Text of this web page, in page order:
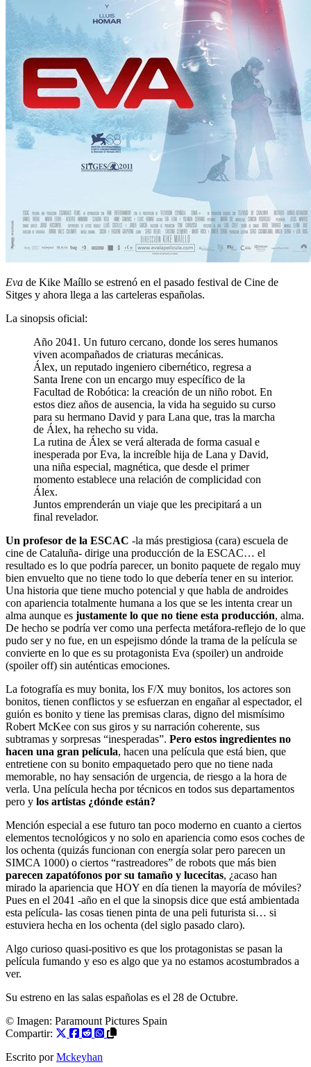
Eva de Kike Maíllo se estrenó en el pasado festival de Cine de
Sitges y ahora llega a las carteleras españolas.
La sinopsis oficial:
Año 2041. Un futuro cercano, donde los seres humanos
viven acompañados de criaturas mecánicas.
Álex, un reputado ingeniero cibernético, regresa a
Santa Irene con un encargo muy específico de la
Facultad de Robótica: la creación de un niño robot. En
estos diez años de ausencia, la vida ha seguido su curso
para su hermano David y para Lana que, tras la marcha
de Álex, ha rehecho su vida.
La rutina de Álex se verá alterada de forma casual e
inesperada por Eva, la increíble hija de Lana y David,
una niña especial, magnética, que desde el primer
momento establece una relación de complicidad con
Álex.
Juntos emprenderán un viaje que les precipitará a un
final revelador.
Un profesor de la ESCAC -la más prestigiosa (cara) escuela de
cine de Cataluña- dirige una producción de la ESCAC… el
resultado es lo que podría parecer, un bonito paquete de regalo muy
bien envuelto que no tiene todo lo que debería tener en su interior.
Una historia que tiene mucho potencial y que habla de androides
con apariencia totalmente humana a los que se les intenta crear un
alma aunque es justamente lo que no tiene esta producción, alma.
De hecho se podría ver como una perfecta metáfora-reflejo de lo que
pudo ser y no fue, en un espejismo dónde la trama de la película se
convierte en lo que es su protagonista Eva (spoiler) un androide
(spoiler off) sin auténticas emociones.
La fotografía es muy bonita, los F/X muy bonitos, los actores son
bonitos, tienen conflictos y se esfuerzan en engañar al espectador, el
guión es bonito y tiene las premisas claras, digno del mismísimo
Robert McKee con sus giros y su narración coherente, sus
subtramas y sorpresas “inesperadas”. Pero estos ingredientes no
hacen una gran película, hacen una película que está bien, que
entretiene con su bonito empaquetado pero que no tiene nada
memorable, no hay sensación de urgencia, de riesgo a la hora de
verla. Una película hecha por técnicos en todos sus departamentos
pero y los artistas ¿dónde están?
Mención especial a ese futuro tan poco moderno en cuanto a ciertos
elementos tecnológicos y no solo en apariencia como esos coches de
los ochenta (quizás funcionan con energía solar pero parecen un
SIMCA 1000) o ciertos “rastreadores” de robots que más bien
parecen zapatófonos por su tamaño y lucecitas, ¿acaso han
mirado la apariencia que HOY en día tienen la mayoría de móviles?
Pues en el 2041 -año en el que la sinopsis dice que está ambientada
esta película- las cosas tienen pinta de una peli futurista si… si
estuviera hecha en los ochenta (del siglo pasado claro).
Algo curioso quasi-positivo es que los protagonistas se pasan la
película fumando y eso es algo que ya no estamos acostumbrados a
ver.
Su estreno en las salas españolas es el 28 de Octubre.
© Imagen: Paramount Pictures Spain
Compartir:
Escrito por Mckeyhan